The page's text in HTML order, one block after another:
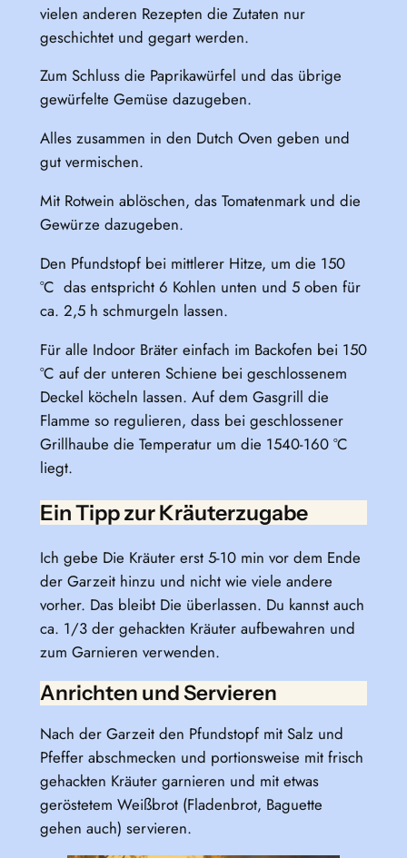
vielen anderen Rezepten die Zutaten nur
geschichtet und gegart werden.
Zum Schluss die Paprikawürfel und das übrige
gewürfelte Gemüse dazugeben.
Alles zusammen in den Dutch Oven geben und
gut vermischen.
Mit Rotwein ablöschen, das Tomatenmark und die
Gewürze dazugeben.
Den Pfundstopf bei mittlerer Hitze, um die 150
°C das entspricht 6 Kohlen unten und 5 oben für
ca. 2,5 h schmurgeln lassen.
Für alle Indoor Bräter einfach im Backofen bei 150
°C auf der unteren Schiene bei geschlossenem
Deckel köcheln lassen. Auf dem Gasgrill die
Flamme so regulieren, dass bei geschlossener
Grillhaube die Temperatur um die 1540-160 °C
liegt.
Ein Tipp zur Kräuterzugabe
Ich gebe Die Kräuter erst 5-10 min vor dem Ende
der Garzeit hinzu und nicht wie viele andere
vorher. Das bleibt Die überlassen. Du kannst auch
ca. 1/3 der gehackten Kräuter aufbewahren und
zum Garnieren verwenden.
Anrichten und Servieren
Nach der Garzeit den Pfundstopf mit Salz und
Pfeffer abschmecken und portionsweise mit frisch
gehackten Kräuter garnieren und mit etwas
geröstetem Weißbrot (Fladenbrot, Baguette
gehen auch) servieren.